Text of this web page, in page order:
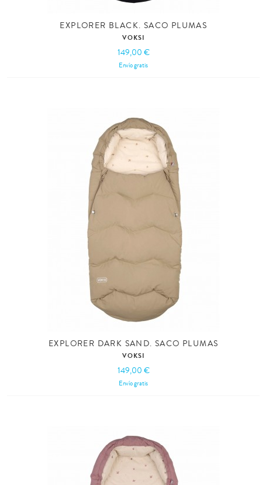
EXPLORER BLACK. SACO PLUMAS
VOKSI
149,00 €
Envío gratis
EXPLORER DARK SAND. SACO PLUMAS
VOKSI
149,00 €
Envío gratis